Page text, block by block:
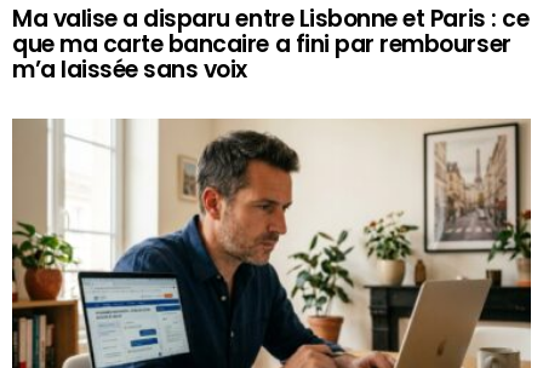
Ma valise a disparu entre Lisbonne et Paris : ce
que ma carte bancaire a fini par rembourser
m’a laissée sans voix